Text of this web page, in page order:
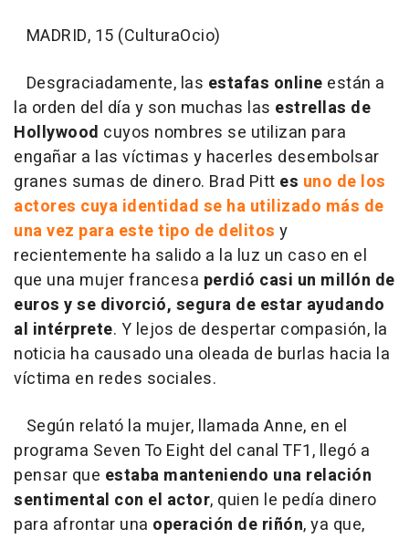
MADRID, 15 (CulturaOcio)
Desgraciadamente, las estafas online están a
la orden del día y son muchas las estrellas de
Hollywood cuyos nombres se utilizan para
engañar a las víctimas y hacerles desembolsar
granes sumas de dinero. Brad Pitt es uno de los
actores cuya identidad se ha utilizado más de
una vez para este tipo de delitos y
recientemente ha salido a la luz un caso en el
que una mujer francesa perdió casi un millón de
euros y se divorció, segura de estar ayudando
al intérprete. Y lejos de despertar compasión, la
noticia ha causado una oleada de burlas hacia la
víctima en redes sociales.
Según relató la mujer, llamada Anne, en el
programa Seven To Eight del canal TF1, llegó a
pensar que estaba manteniendo una relación
sentimental con el actor, quien le pedía dinero
para afrontar una operación de riñón, ya que,